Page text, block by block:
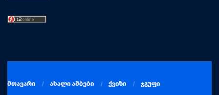
მთავარი ახალი ამბები ქვიზი ჯგუფი